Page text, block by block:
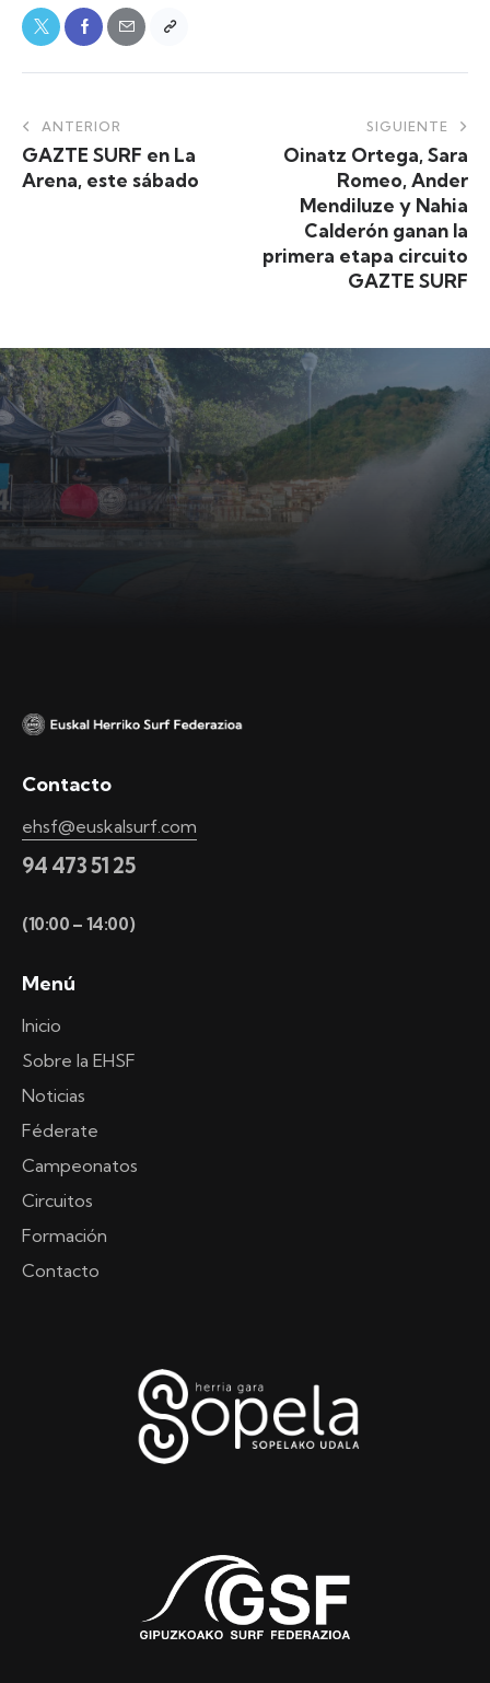
ANTERIOR
GAZTE SURF en La
Arena, este sábado
SIGUIENTE
Oinatz Ortega, Sara
Romeo, Ander
Mendiluze y Nahia
Calderón ganan la
primera etapa circuito
GAZTE SURF
Contacto
ehsf@euskalsurf.com
94 473 51 25
(10:00 – 14:00)
Menú
Inicio
Sobre la EHSF
Noticias
Féderate
Campeonatos
Circuitos
Formación
Contacto